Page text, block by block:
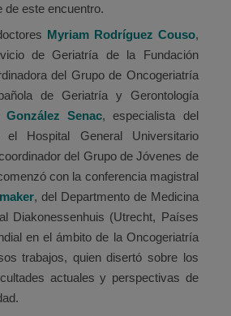
de este encuentro.
Myriam Rodríguez Couso,
de Geriatría de la Fundación
del Grupo de Oncogeriatría
de Geriatría y Gerontología
González Senac, especialista del
Hospital General Universitario
del Grupo de Jóvenes de
con la conferencia magistral
, del Departmento de Medicina
Diakonessenhuis (Utrecht, Países
en el ámbito de la Oncogeriatría
trabajos, quien disertó sobre los
actuales y perspectivas de